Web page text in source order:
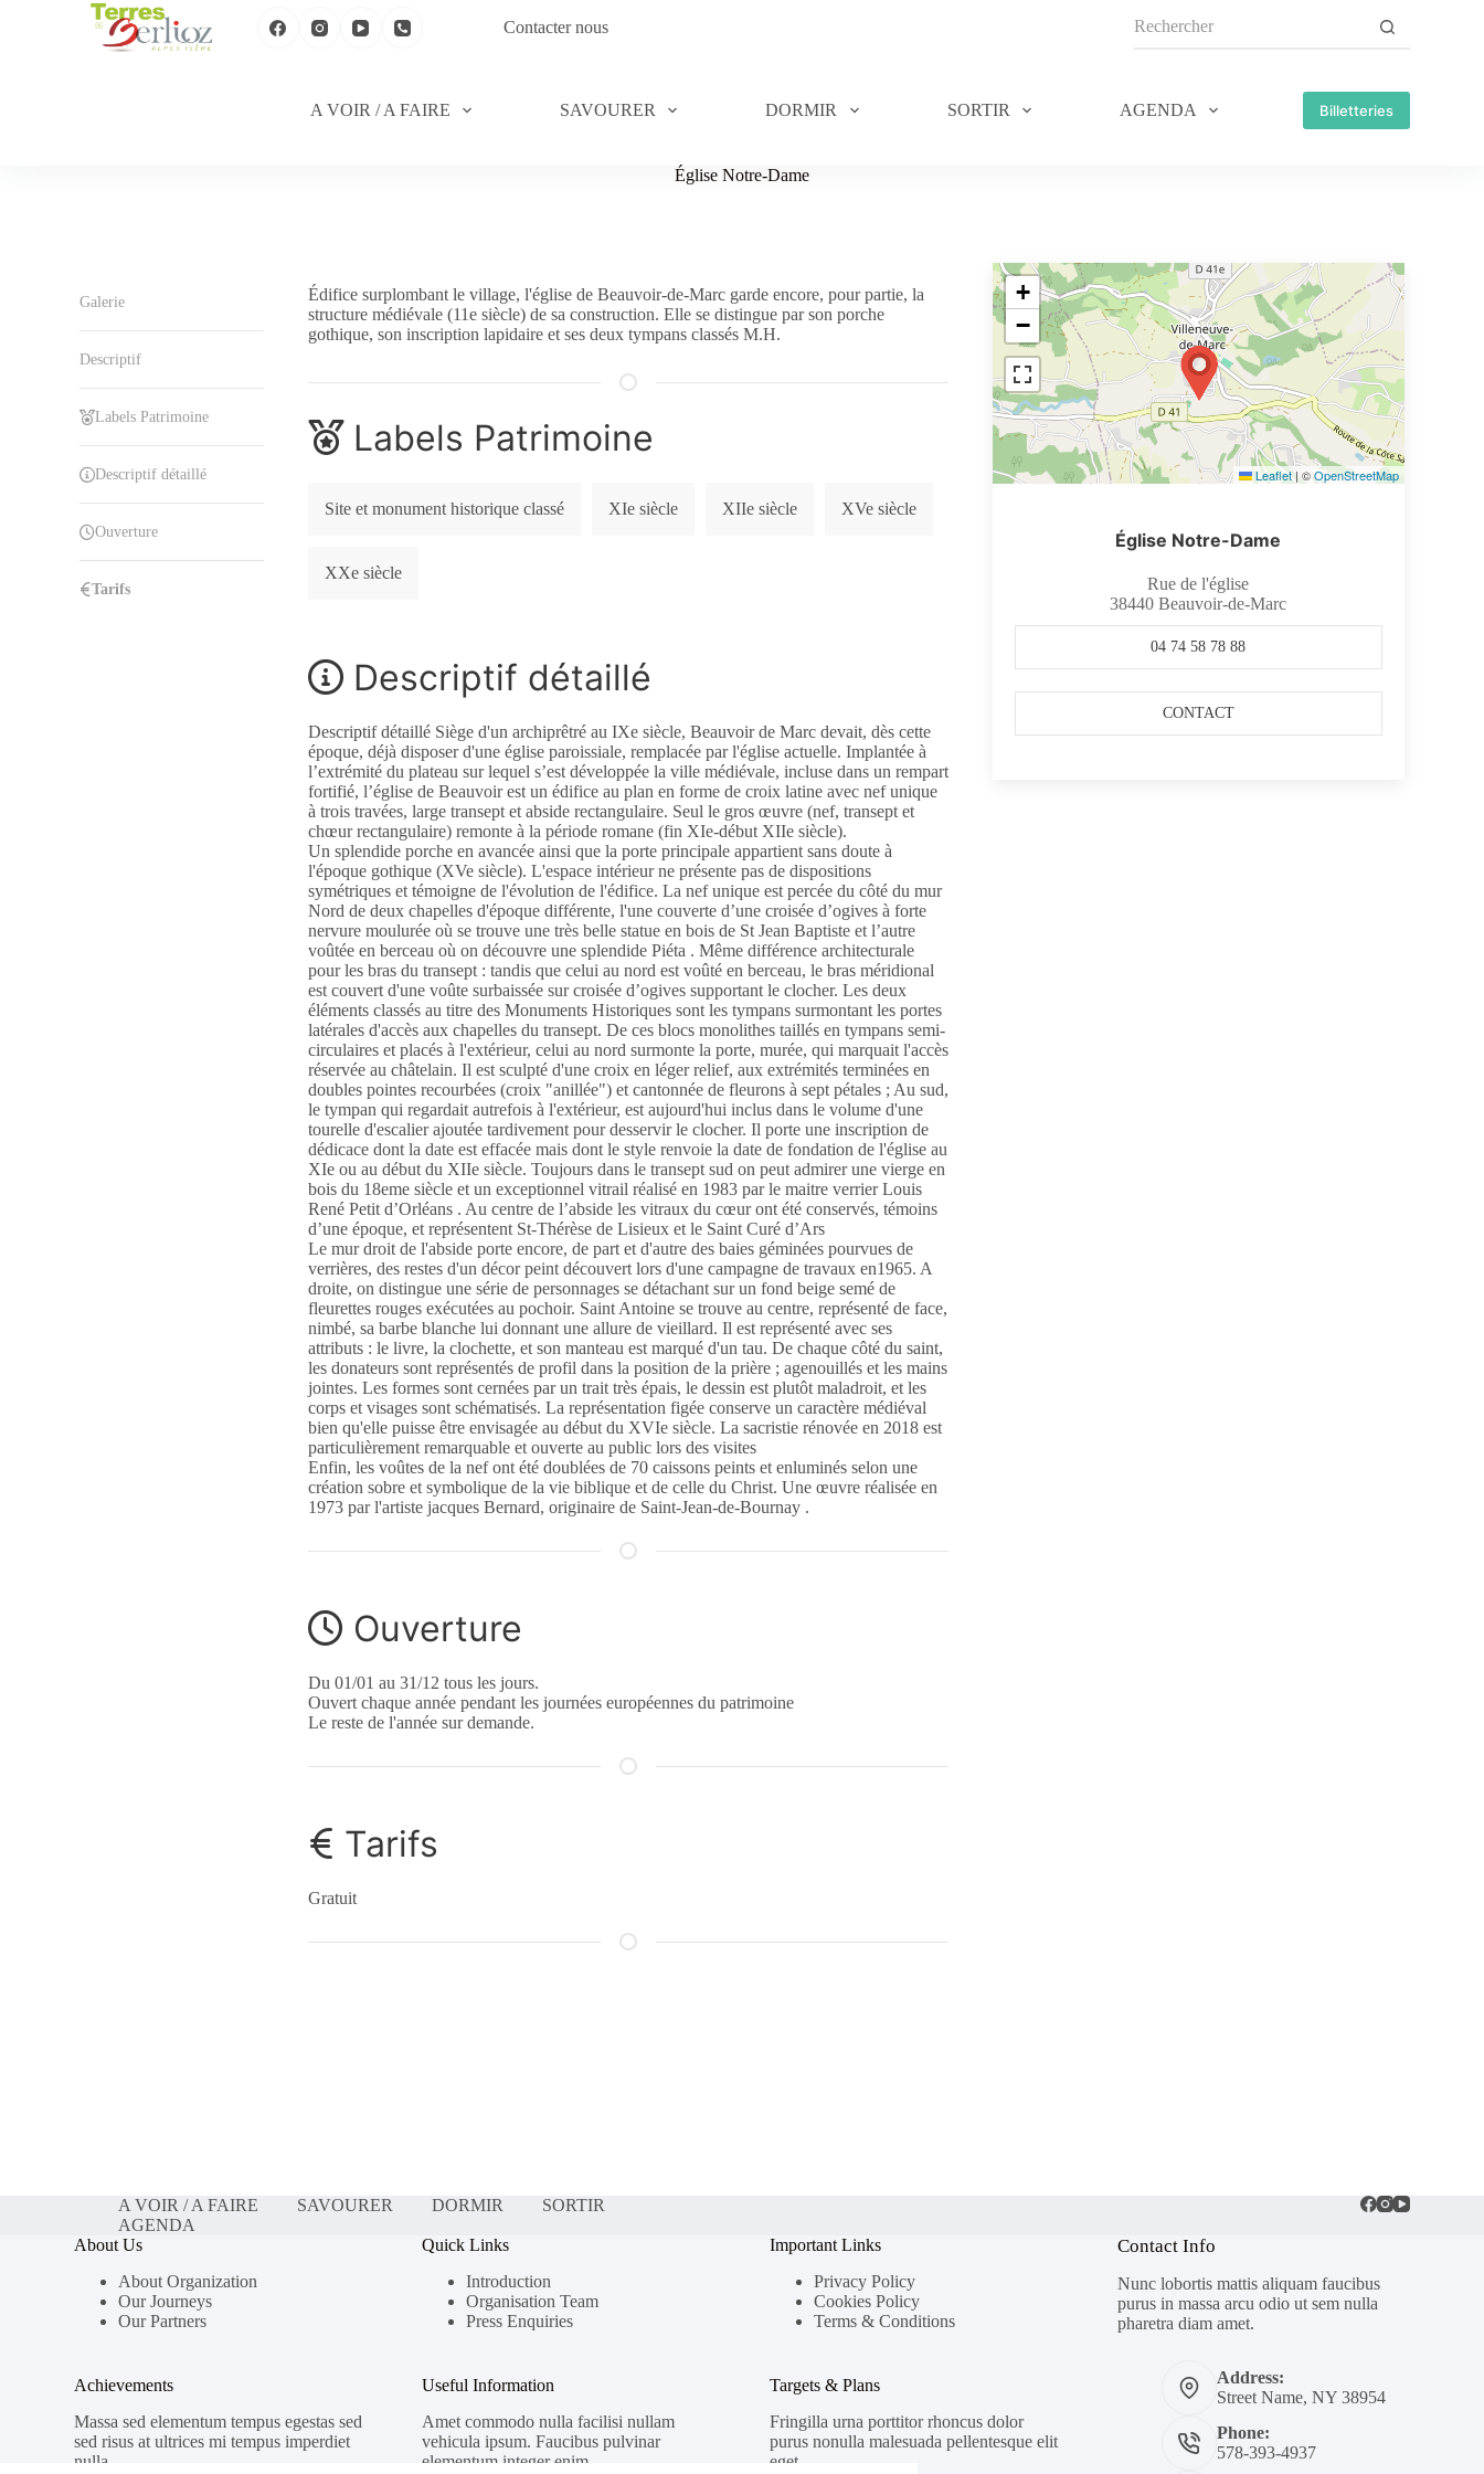
Contacter nous
A VOIR / A FAIRE SAVOURER DORMIR SORTIR AGENDA Billetteries
Église Notre-Dame
Galerie
Descriptif
Labels Patrimoine
Descriptif détaillé
Ouverture
Tarifs
Édifice surplombant le village, l'église de Beauvoir-de-Marc garde encore, pour partie, la
structure médiévale (11e siècle) de sa construction. Elle se distingue par son porche
gothique, son inscription lapidaire et ses deux tympans classés M.H.
Labels Patrimoine
Site et monument historique classé XIe siècle XIIe siècle XVe siècle
XXe siècle
Descriptif détaillé
Descriptif détaillé Siège d'un archiprêtré au IXe siècle, Beauvoir de Marc devait, dès cette
époque, déjà disposer d'une église paroissiale, remplacée par l'église actuelle. Implantée à
l’extrémité du plateau sur lequel s’est développée la ville médiévale, incluse dans un rempart
fortifié, l’église de Beauvoir est un édifice au plan en forme de croix latine avec nef unique
à trois travées, large transept et abside rectangulaire. Seul le gros œuvre (nef, transept et
chœur rectangulaire) remonte à la période romane (fin XIe-début XIIe siècle).
Un splendide porche en avancée ainsi que la porte principale appartient sans doute à
l'époque gothique (XVe siècle). L'espace intérieur ne présente pas de dispositions
symétriques et témoigne de l'évolution de l'édifice. La nef unique est percée du côté du mur
Nord de deux chapelles d'époque différente, l'une couverte d’une croisée d’ogives à forte
nervure moulurée où se trouve une très belle statue en bois de St Jean Baptiste et l’autre
voûtée en berceau où on découvre une splendide Piéta . Même différence architecturale
pour les bras du transept : tandis que celui au nord est voûté en berceau, le bras méridional
est couvert d'une voûte surbaissée sur croisée d’ogives supportant le clocher. Les deux
éléments classés au titre des Monuments Historiques sont les tympans surmontant les portes
latérales d'accès aux chapelles du transept. De ces blocs monolithes taillés en tympans semi-
circulaires et placés à l'extérieur, celui au nord surmonte la porte, murée, qui marquait l'accès
réservée au châtelain. Il est sculpté d'une croix en léger relief, aux extrémités terminées en
doubles pointes recourbées (croix "anillée") et cantonnée de fleurons à sept pétales ; Au sud,
le tympan qui regardait autrefois à l'extérieur, est aujourd'hui inclus dans le volume d'une
tourelle d'escalier ajoutée tardivement pour desservir le clocher. Il porte une inscription de
dédicace dont la date est effacée mais dont le style renvoie la date de fondation de l'église au
XIe ou au début du XIIe siècle. Toujours dans le transept sud on peut admirer une vierge en
bois du 18eme siècle et un exceptionnel vitrail réalisé en 1983 par le maitre verrier Louis
René Petit d’Orléans . Au centre de l’abside les vitraux du cœur ont été conservés, témoins
d’une époque, et représentent St-Thérèse de Lisieux et le Saint Curé d’Ars
Le mur droit de l'abside porte encore, de part et d'autre des baies géminées pourvues de
verrières, des restes d'un décor peint découvert lors d'une campagne de travaux en1965. A
droite, on distingue une série de personnages se détachant sur un fond beige semé de
fleurettes rouges exécutées au pochoir. Saint Antoine se trouve au centre, représenté de face,
nimbé, sa barbe blanche lui donnant une allure de vieillard. Il est représenté avec ses
attributs : le livre, la clochette, et son manteau est marqué d'un tau. De chaque côté du saint,
les donateurs sont représentés de profil dans la position de la prière ; agenouillés et les mains
jointes. Les formes sont cernées par un trait très épais, le dessin est plutôt maladroit, et les
corps et visages sont schématisés. La représentation figée conserve un caractère médiéval
bien qu'elle puisse être envisagée au début du XVIe siècle. La sacristie rénovée en 2018 est
particulièrement remarquable et ouverte au public lors des visites
Enfin, les voûtes de la nef ont été doublées de 70 caissons peints et enluminés selon une
création sobre et symbolique de la vie biblique et de celle du Christ. Une œuvre réalisée en
1973 par l'artiste jacques Bernard, originaire de Saint-Jean-de-Bournay .
Ouverture
Du 01/01 au 31/12 tous les jours.
Ouvert chaque année pendant les journées européennes du patrimoine
Le reste de l'année sur demande.
Tarifs
Gratuit
+
−
Leaflet|©OpenStreetMap
Église Notre-Dame
Rue de l'église
38440 Beauvoir-de-Marc
04 74 58 78 88
CONTACT
A VOIR / A FAIRE SAVOURER DORMIR
SORTIR
AGENDA
About Us
About Organization
Our Journeys
Our Partners
Achievements
Massa sed elementum tempus egestas sed
sed risus at ultrices mi tempus imperdiet
nulla.
Quick Links
Introduction
Organisation Team
Press Enquiries
Useful Information
Amet commodo nulla facilisi nullam
vehicula ipsum. Faucibus pulvinar
elementum integer enim.
Important Links
Privacy Policy
Cookies Policy
Terms & Conditions
Targets & Plans
Fringilla urna porttitor rhoncus dolor
purus nonulla malesuada pellentesque elit
eget.
Contact Info
Nunc lobortis mattis aliquam faucibus
purus in massa arcu odio ut sem nulla
pharetra diam amet.
Address:
Street Name, NY 38954
Phone:
578-393-4937